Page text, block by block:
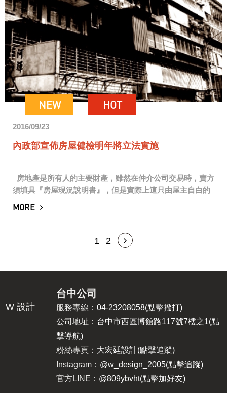
NEW HOT
2016/09/23
內政部宣佈房屋健檢明年將立法實施
房地產是所有人的主要財產，雖然在仲介公司交易時，賣方
須填具『房屋現況說明書』，但是實際上這只由屋主自白的
現況說明書，只能顯示出『漏水』、『凶宅』、『海砂
MORE
1 2
W 設計
台中公司
服務專線：04-23208058(點擊撥打)
公司地址： 台中市西區博館路117號7樓之1(點
擊導航)
粉絲專頁： 大宏廷設計(點擊追蹤)
Instagram： @w_design_2005(點擊追蹤)
官方LINE： @809ybvht(點擊加好友)